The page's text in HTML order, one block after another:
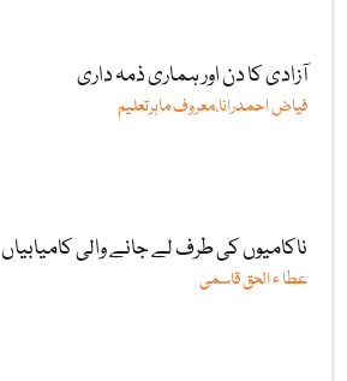
آزادی کا دن اور ہماری ذمہ داری
فیاض احمدرانا،معروف ماہرتعلیم
ناکامیوں کی طرف لے جانے والی کامیابیاں
عطا ء الحق قاسمی